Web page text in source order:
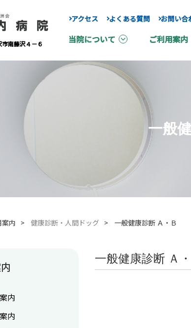
南藤沢４－６
アクセス よくある質問 お問い合
当院について ご利用案内
一般
案内 健康診断・人間ドッグ 一般健康診断 Ａ・Ｂ
内
内
一般健康診断 Ａ